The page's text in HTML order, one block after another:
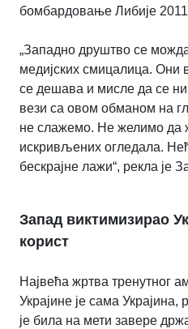
бомбардовање Либије
„Западно друштво се
медијских смицалица. Они
се дешава и мисле да се
вези са овом обманом на
не слажемо. Не желимо да
искривљених огледала.
бескрајне лажи“, рекла је
Запад виктимизирао
корист
Највећа жртва тренутног
Украјине је сама
је била на мети завере